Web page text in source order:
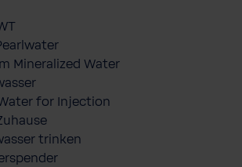
Mineralized Water
for Injection
trinken